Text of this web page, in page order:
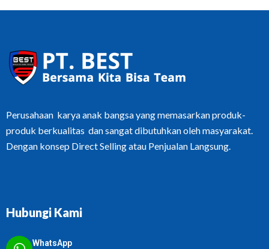
Perusahaan karya anak bangsa yang memasarkan produk-
produk berkualitas dan sangat dibutuhkan oleh masyarakat.
Dengan konsep Direct Selling atau Penjualan Langsung.
Hubungi Kami
WhatsApp